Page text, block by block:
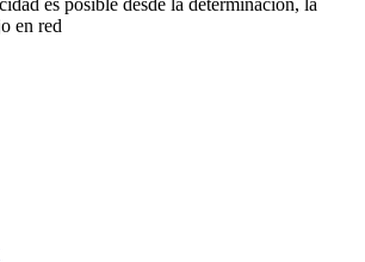
es posible desde la determinación, la
en red